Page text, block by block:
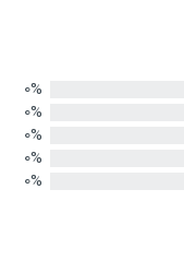
0%
0%
0%
0%
0%